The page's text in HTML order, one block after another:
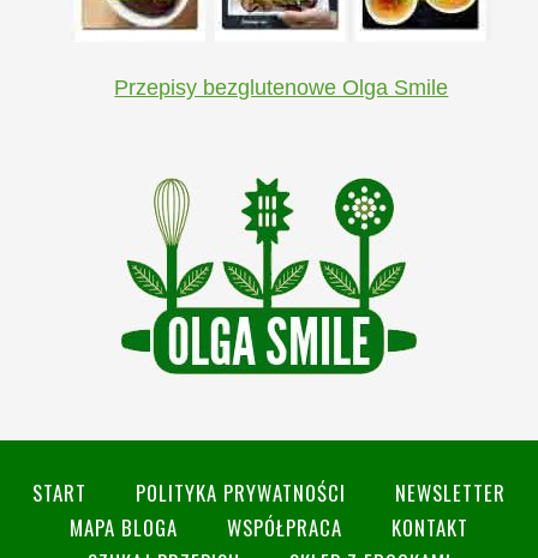
Przepisy bezglutenowe Olga Smile
START POLITYKA PRYWATNOŚCI
NEWSLETTER
MAPA BLOGA
WSPÓŁPRACA
KONTAKT